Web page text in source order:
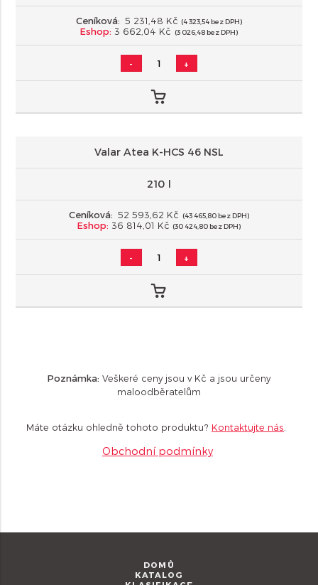
Ceníková: 5 231,48 Kč (4 323,54 bez DPH)
Eshop: 3 662,04 Kč (3 026,48 bez DPH)
- +
Valar Atea K-HCS 46 NSL
210 l
Ceníková: 52 593,62 Kč (43 465,80 bez DPH)
Eshop: 36 814,01 Kč (30 424,80 bez DPH)
- +
Poznámka: Veškeré ceny jsou v Kč a jsou určeny
maloodběratelům
Máte otázku ohledně tohoto produktu? Kontaktujte nás
Obchodní podmínky
DOMŮ
KATALOG